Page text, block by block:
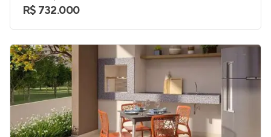
R$ 732.000